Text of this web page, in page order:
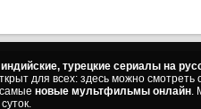
турецкие сериалы на
для всех: здесь можно
новые мультфильмы онлайн.